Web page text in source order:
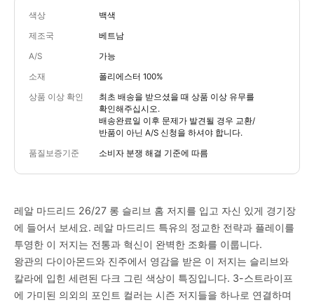
색상 백색
제조국 베트남
A/S 가능
소재 폴리에스터 100%
상품 이상 확인
최초 배송을 받으셨을 때 상품 이상 유무를
확인해주십시오.
배송완료일 이후 문제가 발견될 경우 교환/
반품이 아닌 A/S 신청을 하셔야 합니다.
품질보증기준 소비자 분쟁 해결 기준에 따름
레알 마드리드 26/27 롱 슬리브 홈 저지를 입고 자신 있게 경기장
에 들어서 보세요. 레알 마드리드 특유의 정교한 전략과 플레이를
투영한 이 저지는 전통과 혁신이 완벽한 조화를 이룹니다.
왕관의 다이아몬드와 진주에서 영감을 받은 이 저지는 슬리브와
칼라에 입힌 세련된 다크 그린 색상이 특징입니다. 3-스트라이프
에 가미된 의외의 포인트 컬러는 시즌 저지들을 하나로 연결하며